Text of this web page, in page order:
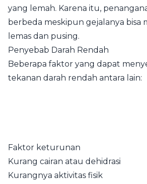
yang lemah. Karena itu,
berbeda meskipun gejalanya bisa
lemas dan pusing.
Penyebab Darah Rendah
Beberapa faktor yang dapat
tekanan darah rendah antara lain:
Faktor keturunan
Kurang cairan atau dehidrasi
Kurangnya aktivitas fisik